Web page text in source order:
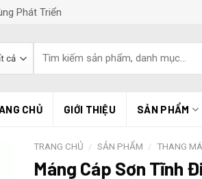
Phát Triển
kiếm:
CHỦ GIỚI THIỆU SẢN PHẨM
TRANG CHỦ / SẢN PHẨM / THANG
Máng Cáp Sơn Tĩnh